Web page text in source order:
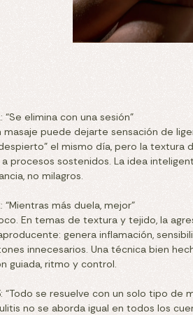
“Se elimina con una sesión”
masaje puede dejarte sensación de
el mismo día, pero la textura
procesos sostenidos. La idea
no milagros.
“Mientras más duela, mejor”
En temas de textura y tejido, la
genera inflamación,
innecesarios. Una técnica bien
guiada, ritmo y control.
“Todo se resuelve con un solo tipo de
no se aborda igual en todos los